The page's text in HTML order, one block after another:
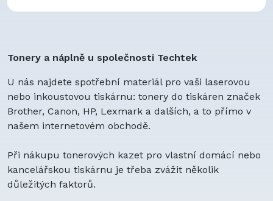
Speciální Počítače
Baterie do notebooků
Baterie do tabletů
Baterie do kamer a fotoaparátů
Baterie do nářadí
Baterie do navigací (GPS)
Baterie do vysavačů
Tonery a náplně u společnosti Techtek
U nás najdete spotřební materiál pro vaši laserovou
nebo inkoustovou tiskárnu: tonery do tiskáren značek
Brother, Canon, HP, Lexmark a dalších, a to přímo v
našem internetovém obchodě.
Při nákupu tonerových kazet pro vlastní domácí nebo
kancelářskou tiskárnu je třeba zvážit několik
důležitých faktorů.